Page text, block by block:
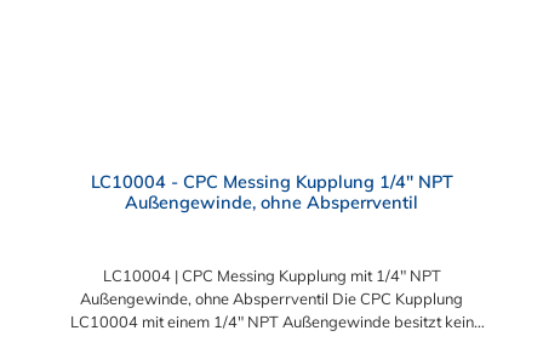
LC10004 - CPC Messing Kupplung 1/4" NPT
Außengewinde, ohne Absperrventil
LC10004 | CPC Messing Kupplung mit 1/4" NPT
Außengewinde, ohne Absperrventil Die CPC Kupplung
LC10004 mit einem 1/4" NPT Außengewinde besitzt kein